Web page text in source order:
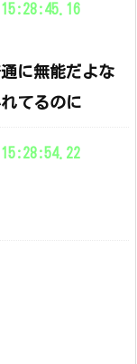
に無能だよな
てるのに